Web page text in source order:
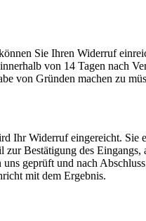
Sie Ihren Widerruf
von 14 Tagen nach
von Gründen machen zu
Ihr Widerruf eingereicht. Sie
zur Bestätigung des Eingangs,
geprüft und nach
mit dem Ergebnis.